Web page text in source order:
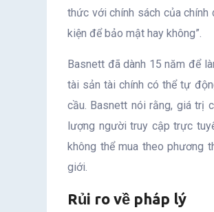
thức với chính sách của
kiện để bảo mật hay không”.
Basnett đã dành 15 năm để
tài sản tài chính có thể tự
cầu. Basnett nói rằng, giá trị
lượng người truy cập trực
không thể mua theo phương
giới.
Rủi ro về pháp lý